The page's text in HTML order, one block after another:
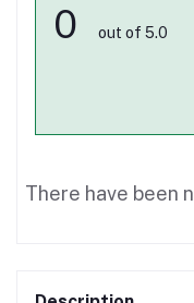
0 out of 5.0
There have been